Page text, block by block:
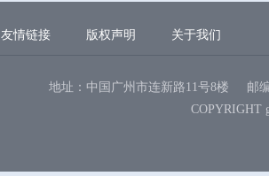
友情链接 版权声明 关于我们
地址：中国广州市连新路11号8楼 邮
COPYRIGHT